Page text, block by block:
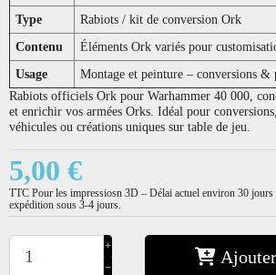
Type
Rabiots / kit de conversion Ork
Contenu
Éléments Ork variés pour
Usage
Montage et peinture – conversions &
Rabiots officiels Ork pour Warhammer 40 000,
et enrichir vos armées Orks. Idéal pour
véhicules ou créations uniques sur table de jeu.
5,00 €
TTC Pour les impressiosn 3D – Délai actuel environ 30 jours
expédition sous 3-4 jours.
+
−